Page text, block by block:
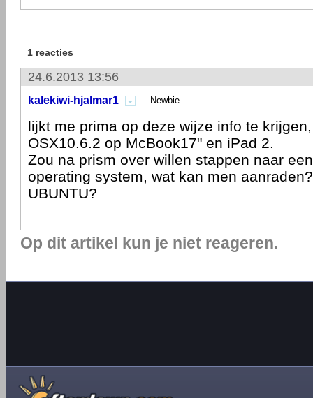
1 reacties
24.6.2013 13:56
kalekiwi-hjalmar1 Newbie
lijkt me prima op deze wijze info te
OSX10.6.2 op McBook17" en iPad 2.
Zou na prism over willen stappen naar
operating system, wat kan men aanraden?
UBUNTU?
Op dit artikel kun je niet reageren.